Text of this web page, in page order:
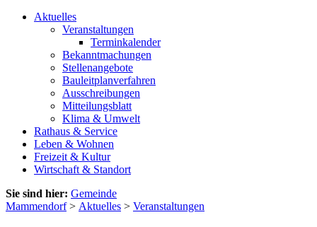
Aktuelles
Veranstaltungen
Terminkalender
Bekanntmachungen
Stellenangebote
Bauleitplanverfahren
Ausschreibungen
Mitteilungsblatt
Klima & Umwelt
Rathaus & Service
Leben & Wohnen
Freizeit & Kultur
Wirtschaft & Standort
Sie sind hier: Gemeinde
Mammendorf> Aktuelles > Veranstaltungen